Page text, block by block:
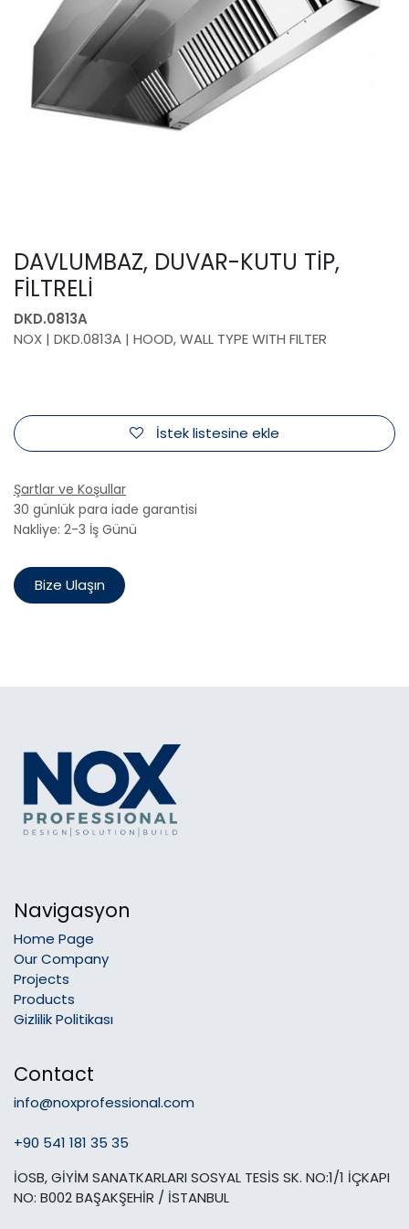
DAVLUMBAZ, DUVAR-KUTU TİP,
FİLTRELİ
DKD.0813A
NOX | DKD.0813A | HOOD, WALL TYPE WITH FILTER
İstek listesine ekle
Şartlar ve Koşullar
30 günlük para iade garantisi
Nakliye: 2-3 İş Günü
Bize Ulaşın
Navigasyon
Home Page
Our Company
Projects
Products
Gizlilik Politikası
Contact
info@noxprofessional.com
+90 541 181 35 35
İOSB, GİYİM SANATKARLARI SOSYAL TESİS SK. NO:1/1 İÇKAPI
NO: B002 BAŞAKŞEHİR / İSTANBUL